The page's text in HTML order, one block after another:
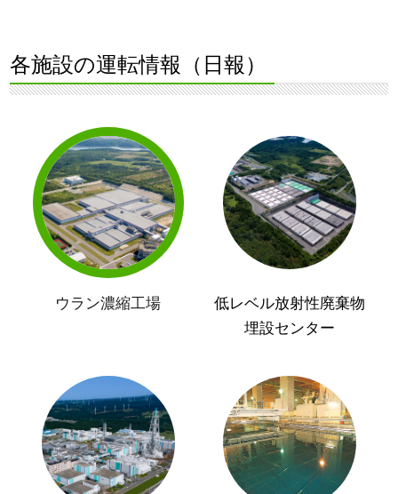
各施設の運転情報（日報）
ウラン濃縮工場
低レベル放射性廃棄物
埋設センター